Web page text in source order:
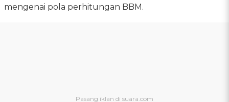
mengenai pola perhitungan BBM.